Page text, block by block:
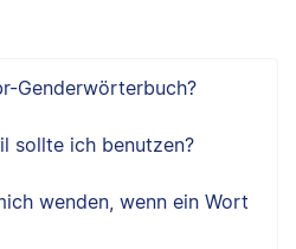
Genderwörterbuch?
sollte ich benutzen?
wenden, wenn ein Wort